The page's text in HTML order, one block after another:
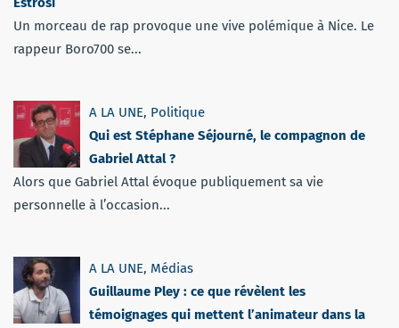
Un morceau de rap provoque une vive polémique à Nice. Le
rappeur Boro700 se...
A LA UNE, Politique
Qui est Stéphane Séjourné, le compagnon de
Gabriel Attal ?
Alors que Gabriel Attal évoque publiquement sa vie
personnelle à l’occasion...
A LA UNE, Médias
Guillaume Pley : ce que révèlent les
témoignages qui mettent l’animateur dans la